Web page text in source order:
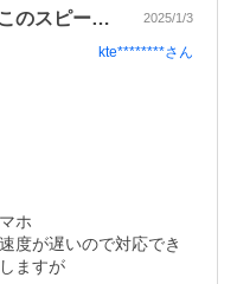
リピート購入ですこの価格でこのスピード… 2025/1/3
kte********さん
ホ
度が遅いので対応でき
ますが